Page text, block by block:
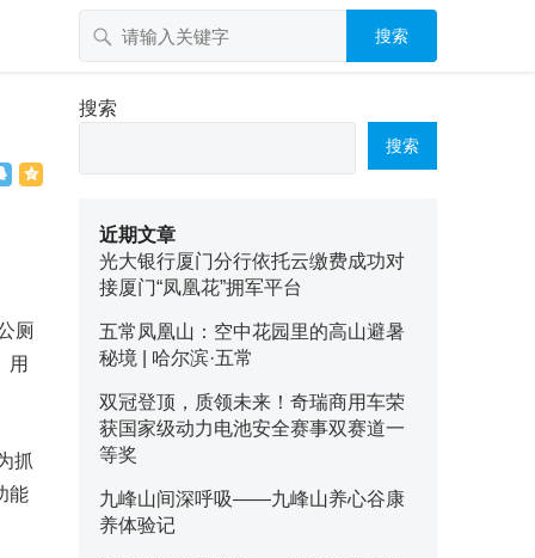
搜索
厕
用
抓
能
搜索
搜索
近期文章
光大银行厦门分行依托云缴费成功对
接厦门“凤凰花”拥军平台
五常凤凰山：空中花园里的高山避暑
秘境 | 哈尔滨·五常
双冠登顶，质领未来！奇瑞商用车荣
获国家级动力电池安全赛事双赛道一
等奖
九峰山间深呼吸——九峰山养心谷康
养体验记